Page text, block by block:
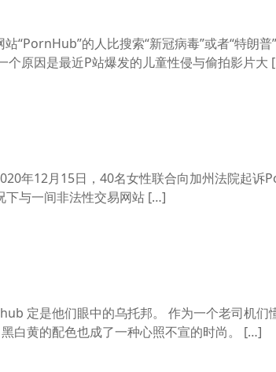
“PornHub”的人比搜索“新冠病毒”或者“特朗普
个原因是最近P站爆发的儿童性侵与偷拍影片大
年12月15日，40名女性联合向加州法院起诉
与一间非法性交易网站 […]
定是他们眼中的乌托邦。 作为一个老司机们
白黄的配色也成了一种心照不宣的时尚。 […]